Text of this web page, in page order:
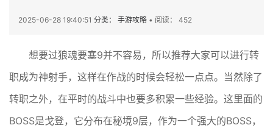
2025-06-28 19:40:51 分类： 手游攻略 • 阅读： 452
想要过狼魂要塞9并不容易，所以推荐大家可以进行转
职成为神射手，这样在作战的时候会轻松一点点。当然除了
转职之外，在平时的战斗中也要多积累一些经验。这里面的
BOSS是戈登，它分布在秘境9层，作为一个强大的BOSS，